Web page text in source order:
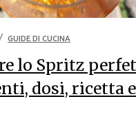
GUIDE DI CUCINA
lo Spritz
dosi, ricetta e